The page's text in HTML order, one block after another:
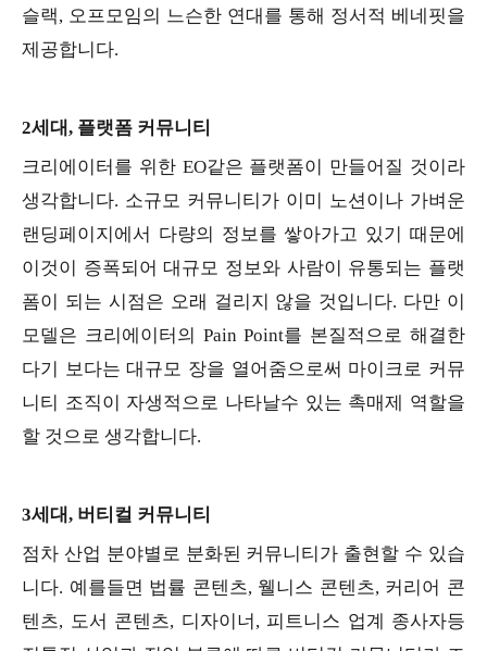
슬랙, 오프모임의 느슨한 연대를 통해 정서적 베네핏을
제공합니다.
2세대, 플랫폼 커뮤니티
크리에이터를 위한 EO같은 플랫폼이 만들어질 것이라
생각합니다. 소규모 커뮤니티가 이미 노션이나 가벼운
랜딩페이지에서 다량의 정보를 쌓아가고 있기 때문에
이것이 증폭되어 대규모 정보와 사람이 유통되는 플랫
폼이 되는 시점은 오래 걸리지 않을 것입니다. 다만 이
모델은 크리에이터의 Pain Point를 본질적으로 해결한
다기 보다는 대규모 장을 열어줌으로써 마이크로 커뮤
니티 조직이 자생적으로 나타날수 있는 촉매제 역할을
할 것으로 생각합니다.
3세대, 버티컬 커뮤니티
점차 산업 분야별로 분화된 커뮤니티가 출현할 수 있습
니다. 예를들면 법률 콘텐츠, 웰니스 콘텐츠, 커리어 콘
텐츠, 도서 콘텐츠, 디자이너, 피트니스 업계 종사자등